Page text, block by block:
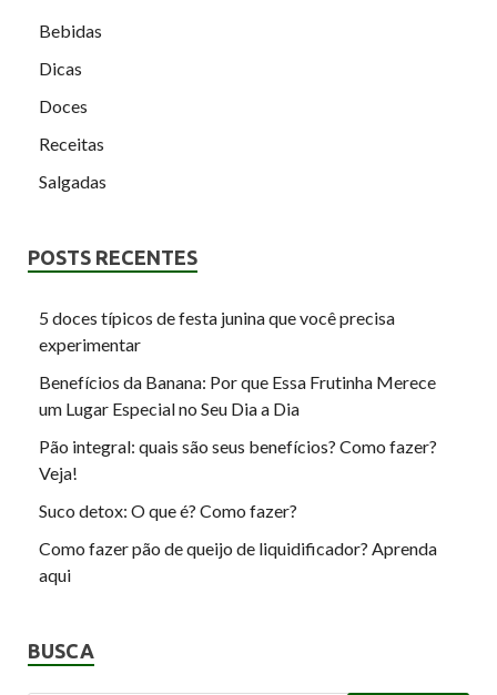
Bebidas
Dicas
Doces
Receitas
Salgadas
POSTS RECENTES
5 doces típicos de festa junina que você precisa
experimentar
Benefícios da Banana: Por que Essa Frutinha Merece
um Lugar Especial no Seu Dia a Dia
Pão integral: quais são seus benefícios? Como fazer?
Veja!
Suco detox: O que é? Como fazer?
Como fazer pão de queijo de liquidificador? Aprenda
aqui
BUSCA